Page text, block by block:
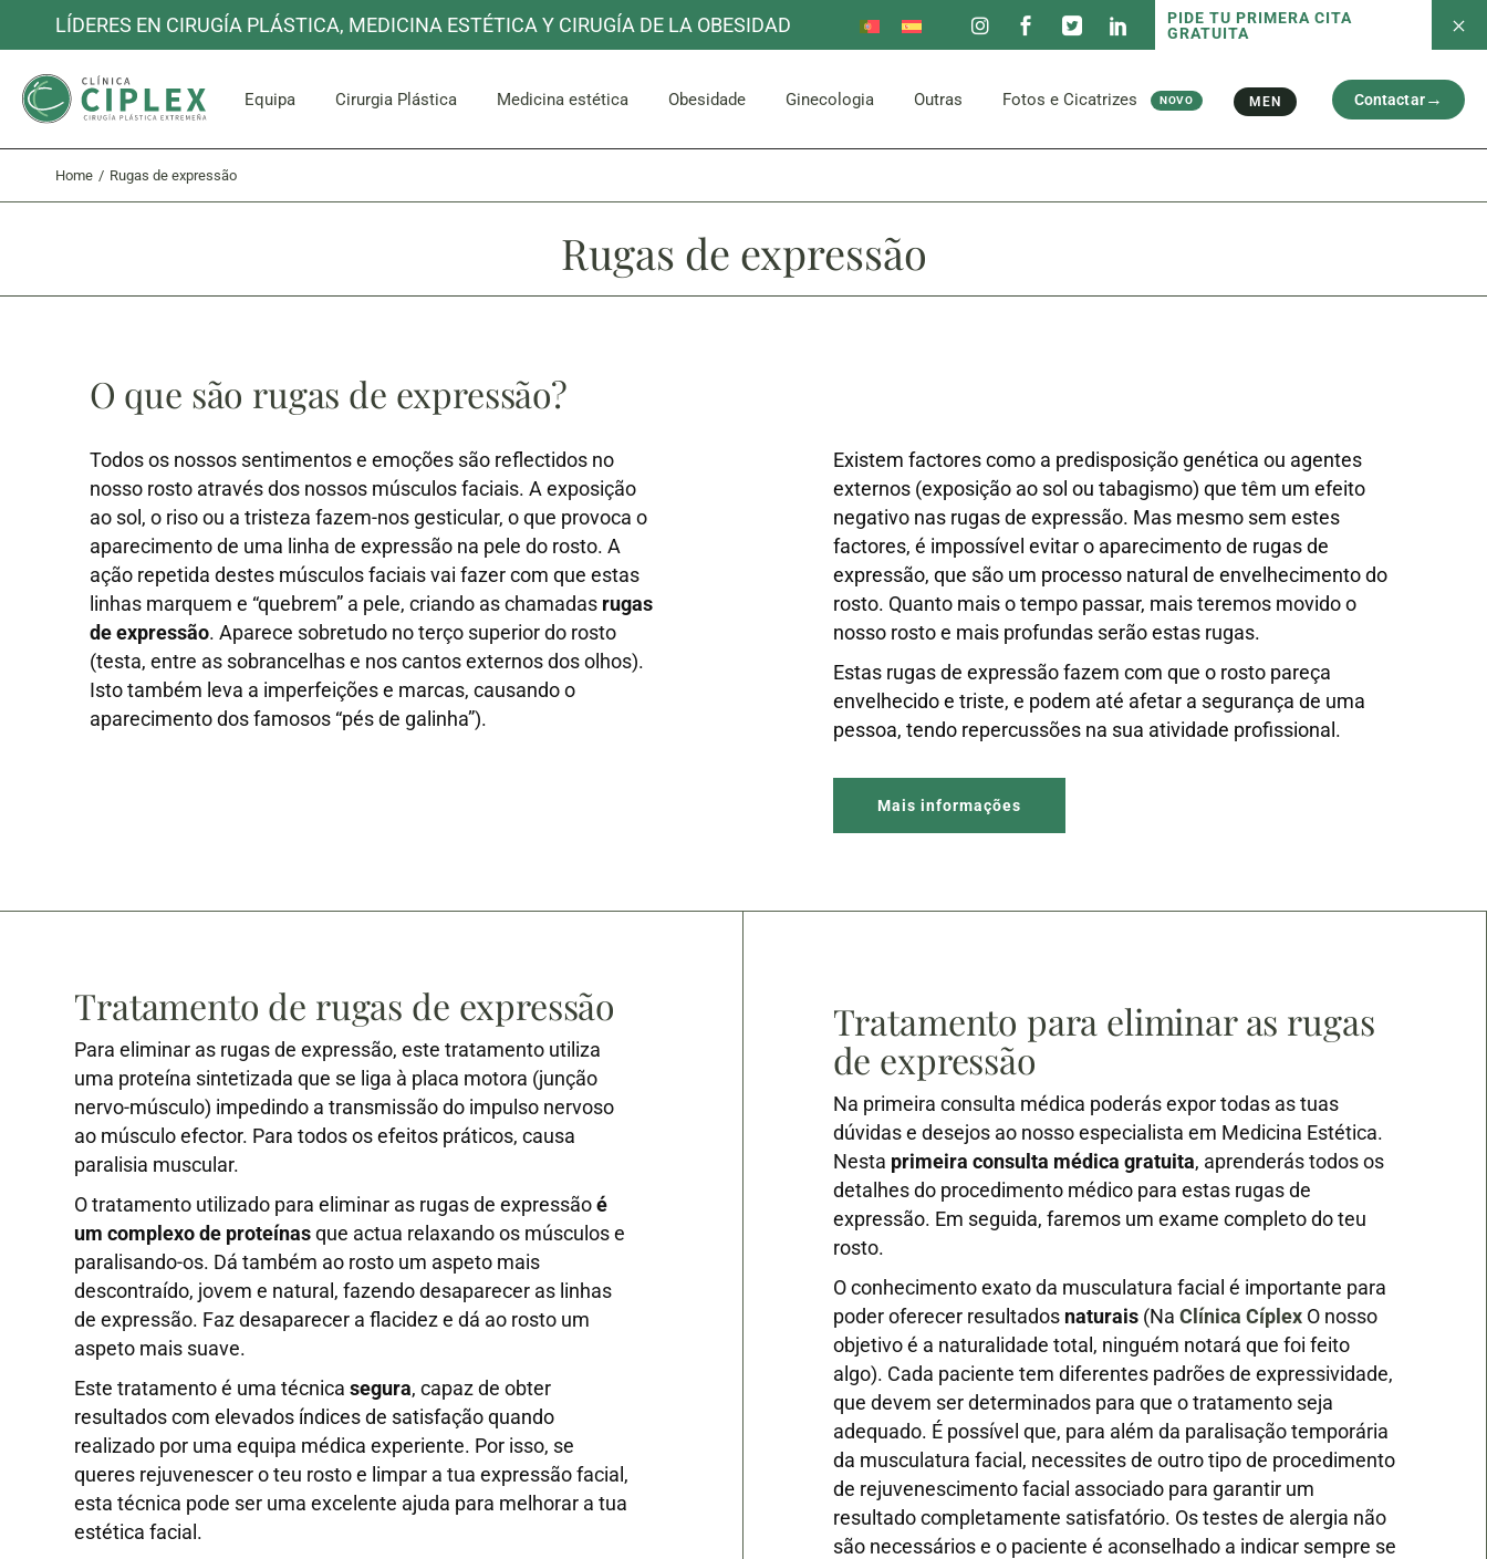
LÍDERES EN CIRUGÍA PLÁSTICA, MEDICINA ESTÉTICA Y CIRUGÍA DE LA OBESIDAD
PIDE TU PRIMERA CITA
GRATUITA
Equipa Cirurgia Plástica
Mama
Abdómen e Glúteos
Medicina estética
Capilar
Obesidade
Bypass gástrico
Ginecologia Outras
Outros Serviços
Fotos e Cicatrizes NOVO
Fotos antes e depois
MEN
Rosto
Contactar
Mama
Braços e Pernas
Redução do estômago
Bypass gástrico
Outros ServiçosFotos antes e depois
Home Rugas de expressão
Rugas de expressão
O que são rugas de expressão?
Todos os nossos sentimentos e emoções são reflectidos no
nosso rosto através dos nossos músculos faciais. A exposição
ao sol, o riso ou a tristeza fazem-nos gesticular, o que provoca o
aparecimento de uma linha de expressão na pele do rosto. A
ação repetida destes músculos faciais vai fazer com que estas
linhas marquem e “quebrem” a pele, criando as chamadas rugas
de expressão. Aparece sobretudo no terço superior do rosto
(testa, entre as sobrancelhas e nos cantos externos dos olhos).
Isto também leva a imperfeições e marcas, causando o
aparecimento dos famosos “pés de galinha”).
Existem factores como a predisposição genética ou agentes
externos (exposição ao sol ou tabagismo) que têm um efeito
negativo nas rugas de expressão. Mas mesmo sem estes
factores, é impossível evitar o aparecimento de rugas de
expressão, que são um processo natural de envelhecimento do
rosto. Quanto mais o tempo passar, mais teremos movido o
nosso rosto e mais profundas serão estas rugas.
Estas rugas de expressão fazem com que o rosto pareça
envelhecido e triste, e podem até afetar a segurança de uma
pessoa, tendo repercussões na sua atividade profissional.
Mais informações
Tratamento de rugas de expressão
Para eliminar as rugas de expressão, este tratamento utiliza
uma proteína sintetizada que se liga à placa motora (junção
nervo-músculo) impedindo a transmissão do impulso nervoso
ao músculo efector. Para todos os efeitos práticos, causa
paralisia muscular.
O tratamento utilizado para eliminar as rugas de expressãoé
um complexo de proteínasque actua relaxando os músculos e
paralisando-os. Dá também ao rosto um aspeto mais
descontraído, jovem e natural, fazendo desaparecer as linhas
de expressão. Faz desaparecer a flacidez e dá ao rosto um
aspeto mais suave.
Este tratamento é uma técnicasegura, capaz de obter
resultados com elevados índices de satisfação quando
realizado por uma equipa médica experiente. Por isso, se
queres rejuvenescer o teu rosto e limpar a tua expressão facial,
esta técnica pode ser uma excelente ajuda para melhorar a tua
estética facial.
Tratamento para eliminar as rugas
de expressão
Na primeira consulta médica poderás expor todas as tuas
dúvidas e desejos ao nosso especialista em Medicina Estética.
Nesta primeira consulta médica gratuita, aprenderás todos os
detalhes do procedimento médico para estas rugas de
expressão. Em seguida, faremos um exame completo do teu
rosto.
O conhecimento exato da musculatura facial é importante para
poder oferecer resultados naturais (Na Clínica Cíplex O nosso
objetivo é a naturalidade total, ninguém notará que foi feito
algo). Cada paciente tem diferentes padrões de expressividade,
que devem ser determinados para que o tratamento seja
adequado. É possível que, para além da paralisação temporária
da musculatura facial, necessites de outro tipo de procedimento
de rejuvenescimento facial associado para garantir um
resultado completamente satisfatório. Os testes de alergia não
são necessários e o paciente é aconselhado a indicar sempre se